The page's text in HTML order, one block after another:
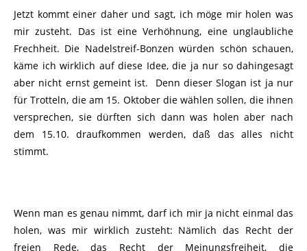
Jetzt kommt einer daher und sagt, ich möge mir holen was
mir zusteht. Das ist eine Verhöhnung, eine unglaubliche
Frechheit. Die Nadelstreif-Bonzen würden schön schauen,
käme ich wirklich auf diese Idee, die ja nur so dahingesagt
aber nicht ernst gemeint ist. Denn dieser Slogan ist ja nur
für Trotteln, die am 15. Oktober die wählen sollen, die ihnen
versprechen, sie dürften sich dann was holen aber nach
dem 15.10. draufkommen werden, daß das alles nicht
stimmt.
Wenn man es genau nimmt, darf ich mir ja nicht einmal das
holen, was mir wirklich zusteht: Nämlich das Recht der
freien Rede, das Recht der Meinungsfreiheit, die